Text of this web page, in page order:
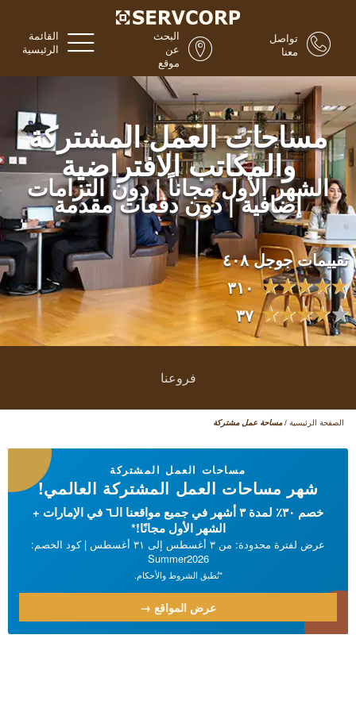
القائمة
الرئيسية
البحث
عن
موقع
تواصل
معنا
مساحات العمل المشتركة
والمكاتب الافتراضية
الشهر الأول مجاناً | دون التزامات
إضافية | دون دفعات مقدمة
تقييمات جوجل ٤٠٨
٣١٠
٣٧
فروعنا
الصفحة الرئيسية / مساحة عمل مشتركة
مساحات العمل المشتركة
شهر مساحات العمل المشتركة العالمي!
خصم ٣٠٪ لمدة ۳ أشهر في جميع مواقعنا الـ٦ في الإمارات +
الشهر الأول مجانًا!*
عرض لفترة محدودة: من ۳ أغسطس إلى ۳۱ أغسطس | كود الخصم:
Summer2026
*تُطبق الشروط والأحكام.
عرض المواقع →